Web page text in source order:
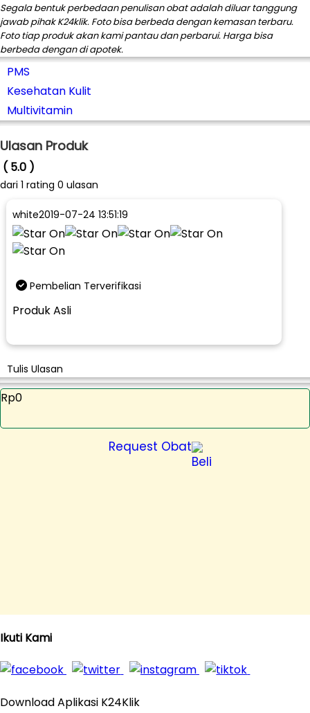
Segala bentuk perbedaan penulisan obat adalah diluar tanggung
jawab pihak K24klik. Foto bisa berbeda dengan kemasan terbaru.
Foto tiap produk akan kami pantau dan perbarui. Harga bisa
berbeda dengan di apotek.
PMS
Kesehatan Kulit
Multivitamin
Ulasan Produk
( 5.0 )
dari 1 rating 0 ulasan
white2019-07-24 13:51:19
Pembelian Terverifikasi
Produk Asli
Tulis Ulasan
Rp0
Request Obat
Ikuti Kami
Download Aplikasi K24Klik